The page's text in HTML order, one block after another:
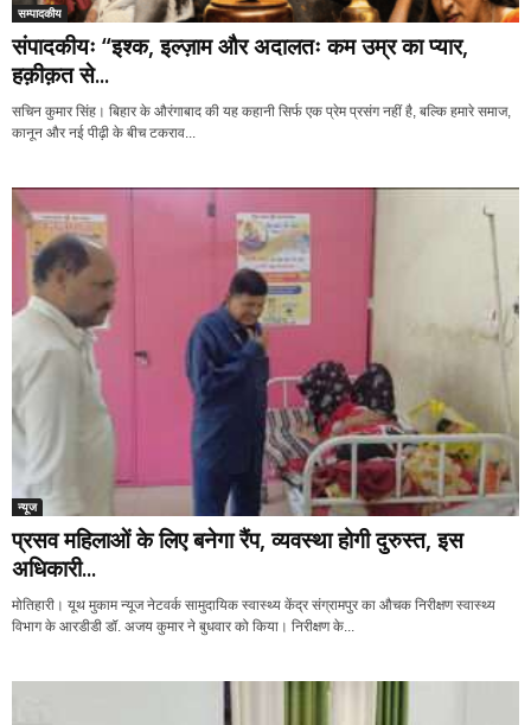
सम्पादकीय
संपादकीयः “इश्क, इल्ज़ाम और अदालतः कम उम्र का प्यार,
हक़ीक़त से...
सचिन कुमार सिंह। बिहार के औरंगाबाद की यह कहानी सिर्फ एक प्रेम प्रसंग नहीं है, बल्कि हमारे समाज,
कानून और नई पीढ़ी के बीच टकराव...
न्यूज
प्रसव महिलाओं के लिए बनेगा रैंप, व्यवस्था होगी दुरुस्त, इस
अधिकारी...
मोतिहारी। यूथ मुकाम न्यूज नेटवर्क सामुदायिक स्वास्थ्य केंद्र संग्रामपुर का औचक निरीक्षण स्वास्थ्य
विभाग के आरडीडी डॉ. अजय कुमार ने बुधवार को किया। निरीक्षण के...